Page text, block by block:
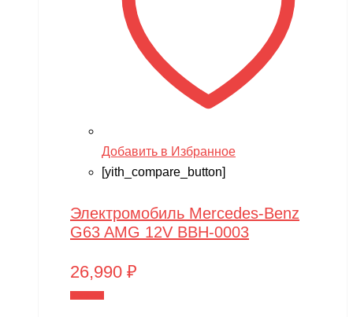
Добавить в Избранное
[yith_compare_button]
Электромобиль Mercedes-Benz
G63 AMG 12V BBH-0003
26,990 ₽